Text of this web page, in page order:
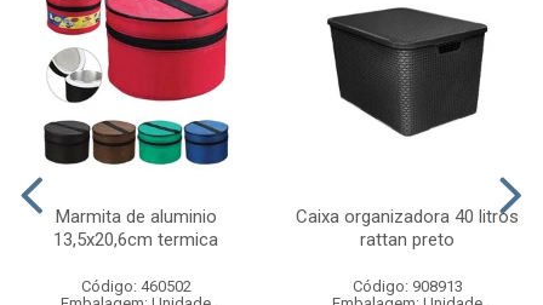
Marmita de aluminio
13,5x20,6cm termica
Código: 460502
Caixa organizadora 40 litros
rattan preto
Código: 908913